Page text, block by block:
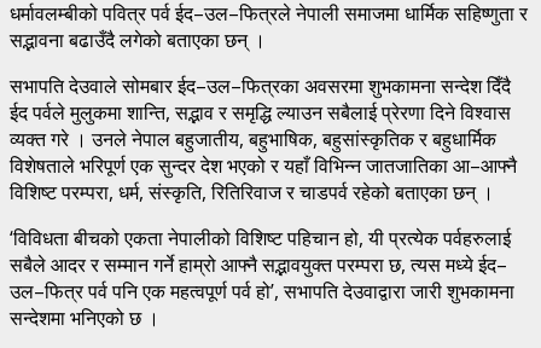
धर्मावलम्बीको पवित्र पर्व ईद–उल–फित्रले नेपाली समाजमा धार्मिक सहिष्णुता र
सद्भावना बढाउँदै लगेको बताएका छन् ।
सभापति देउवाले सोमबार ईद–उल–फित्रका अवसरमा शुभकामना सन्देश दिँदै
ईद पर्वले मुलुकमा शान्ति, सद्भाव र समृद्धि ल्याउन सबैलाई प्रेरणा दिने विश्वास
व्यक्त गरे । उनले नेपाल बहुजातीय, बहुभाषिक, बहुसांस्कृतिक र बहुधार्मिक
विशेषताले भरिपूर्ण एक सुन्दर देश भएको र यहाँ विभिन्न जातजातिका आ–आफ्नै
विशिष्ट परम्परा, धर्म, संस्कृति, रितिरिवाज र चाडपर्व रहेको बताएका छन् ।
‘विविधता बीचको एकता नेपालीको विशिष्ट पहिचान हो, यी प्रत्येक पर्वहरुलाई
सबैले आदर र सम्मान गर्ने हाम्रो आफ्नै सद्भावयुक्त परम्परा छ, त्यस मध्ये ईद–
उल–फित्र पर्व पनि एक महत्वपूर्ण पर्व हो’, सभापति देउवाद्वारा जारी शुभकामना
सन्देशमा भनिएको छ ।